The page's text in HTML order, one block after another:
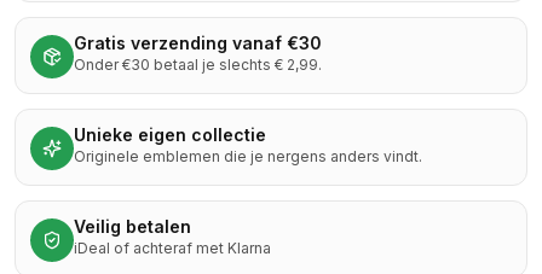
Gratis verzending vanaf €30
Onder €30 betaal je slechts € 2,99.
Unieke eigen collectie
Originele emblemen die je nergens anders vindt.
Veilig betalen
iDeal of achteraf met Klarna